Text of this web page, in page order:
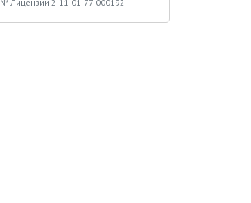
№ Лицензии 2-11-01-77-000192